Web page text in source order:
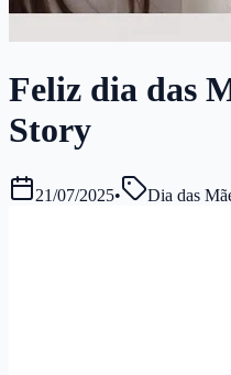
Feliz dia das
Story
21/07/2025• Dia das